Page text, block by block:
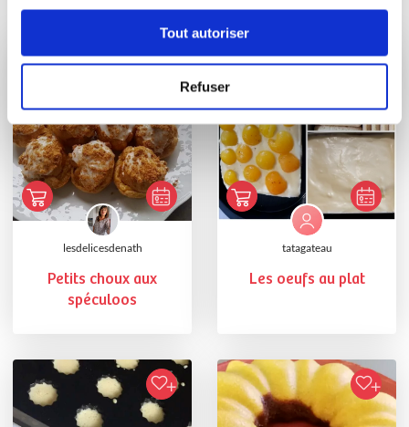
Tout autoriser
Refuser
Vous aimerez aussi ...
lesdelicesdenath
Petits choux aux
spéculoos
tatagateau
Les oeufs au plat